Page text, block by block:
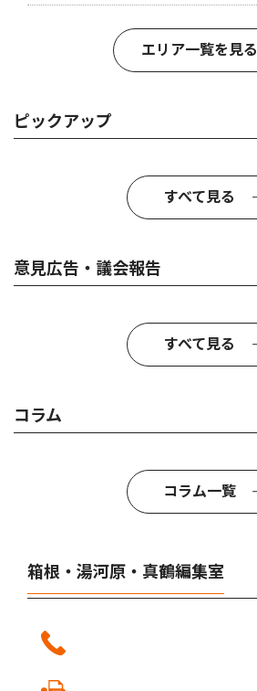
エリア一覧を見る
ピックアップ
すべて見る
意見広告・議会報告
すべて見る
コラム
コラム一覧
箱根・湯河原・真鶴編集室